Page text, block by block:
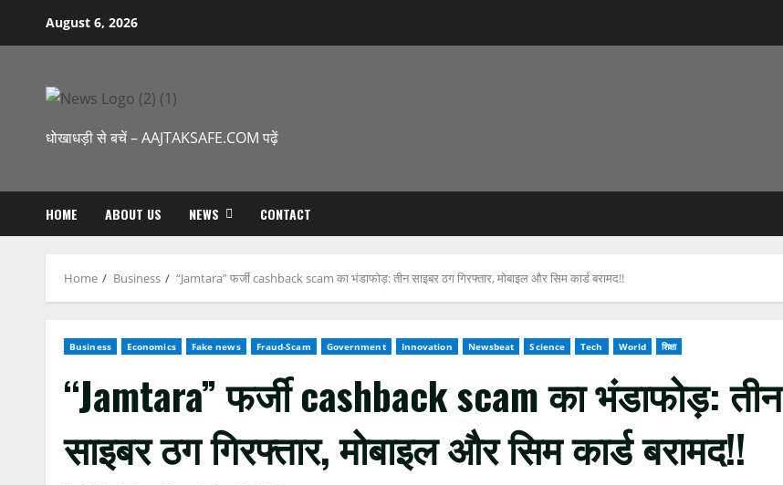
August 6, 2026
धोखाधड़ी से बचें – AAJTAKSAFE.COM पढ़ें
HOME ABOUT US NEWS CONTACT
Home Business “Jamtara” फर्जी cashback scam का भंडाफोड़: तीन साइबर ठग गिरफ्तार, मोबाइल और सिम कार्ड बरामद!!
Business Economics Fake news Fraud-Scam Government Innovation Newsbeat Science Tech World शिक्षा
“Jamtara” फर्जी cashback scam का भंडाफोड़: तीन
साइबर ठग गिरफ्तार, मोबाइल और सिम कार्ड बरामद!!